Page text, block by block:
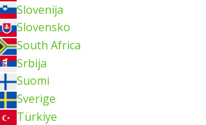
Slovenija
Slovensko
South Africa
Srbija
Suomi
Sverige
Türkiye